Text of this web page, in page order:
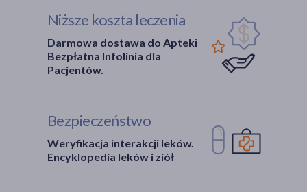
Niższe koszta leczenia
Darmowa dostawa do Apteki
Bezpłatna Infolinia dla
Pacjentów.
Bezpieczeństwo
Weryfikacja interakcji leków.
Encyklopedia leków i ziół